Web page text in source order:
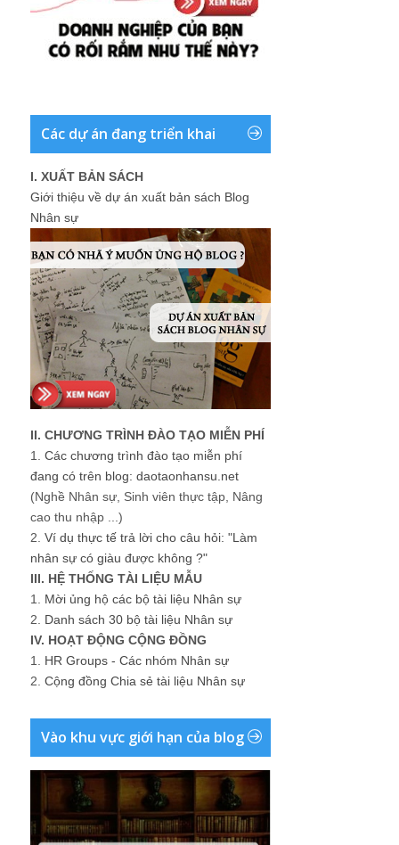
Các dự án đang triển khai
I. XUẤT BẢN SÁCH
Giới thiệu về dự án xuất bản sách Blog
Nhân sự
II. CHƯƠNG TRÌNH ĐÀO TẠO MIỄN PHÍ
1. Các chương trình đào tạo miễn phí
đang có trên blog: daotaonhansu.net
(Nghề Nhân sự, Sinh viên thực tập, Nâng
cao thu nhập ...)
2. Ví dụ thực tế trả lời cho câu hỏi: "Làm
nhân sự có giàu được không ?"
III. HỆ THỐNG TÀI LIỆU MẪU
1. Mời ủng hộ các bộ tài liệu Nhân sự
2. Danh sách 30 bộ tài liệu Nhân sự
IV. HOẠT ĐỘNG CỘNG ĐỒNG
1. HR Groups - Các nhóm Nhân sự
2. Cộng đồng Chia sẻ tài liệu Nhân sự
Vào khu vực giới hạn của blog